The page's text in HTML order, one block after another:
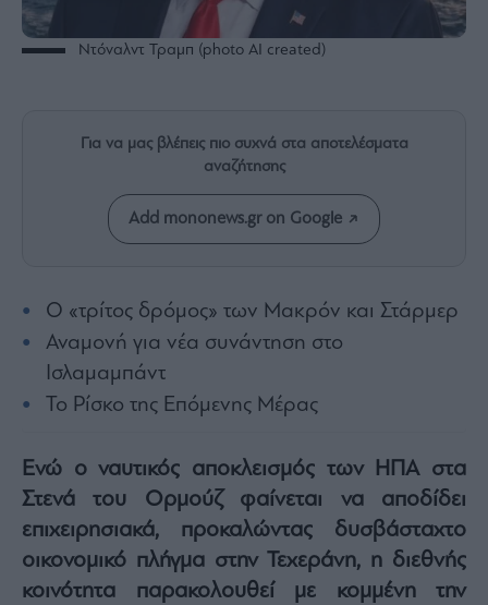
Rumors
ESG
Les
Bons
Vivants
Auto
Life
Υγεία
Architecture
&
Design
Fashion
Ντόναλντ Τραμπ (photo AI created)
Για να μας βλέπεις πιο συχνά στα αποτελέσματα
αναζήτησης
Add mononews.gr on Google
Ο «τρίτος δρόμος» των Μακρόν και Στάρμερ
Αναμονή για νέα συνάντηση στο
Ισλαμαμπάντ
Το Ρίσκο της Επόμενης Μέρας
Ενώ ο ναυτικός αποκλεισμός των ΗΠΑ στα
Στενά του Ορμούζ φαίνεται να αποδίδει
επιχειρησιακά, προκαλώντας δυσβάσταχτο
οικονομικό πλήγμα στην Τεχεράνη, η διεθνής
κοινότητα παρακολουθεί με κομμένη την